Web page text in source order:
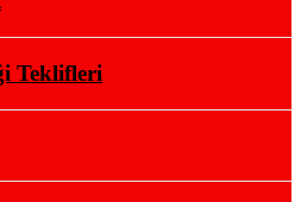
Teklifleri